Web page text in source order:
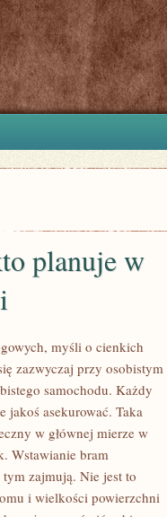
planuje w
myśli o cienkich
zazwyczaj przy osobistym
samochodu. Każdy
jakoś asekurować. Taka
w głównej mierze w
Wstawianie bram
zajmują. Nie jest to
i wielkości powierzchni